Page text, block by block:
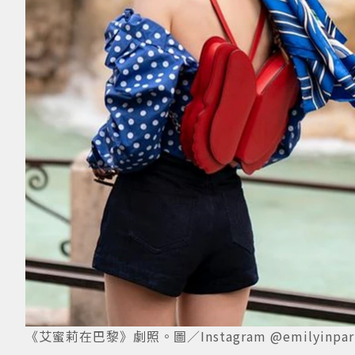
《艾蜜莉在巴黎》劇照。圖／Instagram